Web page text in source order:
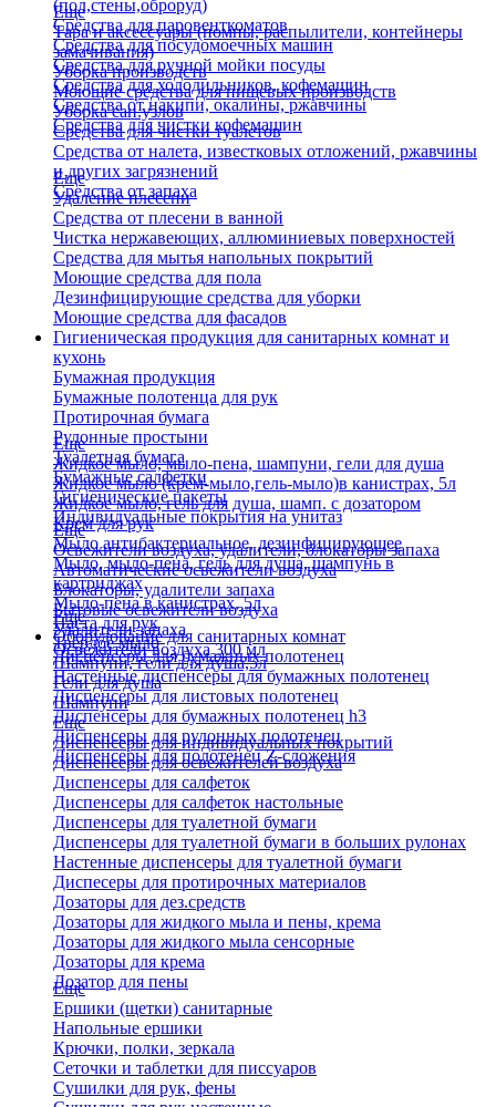
(пол,стены,оброруд)
Средства для паровенткоматов
Средства для посудомоечных машин
Средства для ручной мойки посуды
Средства для холодильников, кофемашин
Средства от накипи, окалины, ржавчины
Средства для чистки кофемашин
Еще
Тара и аксессуары (помпы, распылители, контейнеры
замачивания)
Уборка производств
Моющие средства для пищевых производств
Уборка сан.узлов
Средства для чистки туалетов
Средства от налета, известковых отложений, ржавчины
и других загрязнений
Средства от запаха
Еще
Удаление плесени
Средства от плесени в ванной
Чистка нержавеющих, аллюминиевых поверхностей
Средства для мытья напольных покрытий
Моющие средства для пола
Дезинфицирующие средства для уборки
Моющие средства для фасадов
Гигиеническая продукция для санитарных комнат и
кухонь
Бумажная продукция
Бумажные полотенца для рук
Протирочная бумага
Рулонные простыни
Туалетная бумага
Бумажные салфетки
Гигиенические пакеты
Индивидуальные покрытия на унитаз
Еще
Жидкое мыло, мыло-пена, шампуни, гели для душа
Жидкое мыло (крем-мыло,гель-мыло)в канистрах, 5л
Жидкое мыло, гель для душа, шамп. с дозатором
Крем для рук
Мыло антибактериальное, дезинфицирующее
Мыло, мыло-пена, гель для душа, шампунь в
картриджах
Мыло-пена в канистрах, 5л
Паста для рук
Твердое мыло
Шампуни, гели для душа,5л
Гели для душа
Шампуни
Еще
Освежители воздуха, удалители, блокаторы запаха
Автоматические освежители воздуха
Блокаторы, удалители запаха
Бытовые освежители воздуха
Удалители запаха
Освежители воздуха 300 мл
Еще
Оборудование для санитарных комнат
Диспенсеры для бумажных полотенец
Настенные диспенсеры для бумажных полотенец
Диспенсеры для листовых полотенец
Диспенсеры для бумажных полотенец h3
Диспенсеры для рулонных полотенец
Диспенсеры для полотенец Z-сложения
Еще
Диспенсеры для индивидуальных покрытий
Диспенсеры для освежителей воздуха
Диспенсеры для салфеток
Диспенсеры для салфеток настольные
Диспенсеры для туалетной бумаги
Диспенсеры для туалетной бумаги в больших рулонах
Настенные диспенсеры для туалетной бумаги
Диспесеры для протирочных материалов
Дозаторы для дез.средств
Дозаторы для жидкого мыла и пены, крема
Дозаторы для жидкого мыла сенсорные
Дозаторы для крема
Дозатор для пены
Еще
Ершики (щетки) санитарные
Напольные ершики
Крючки, полки, зеркала
Сеточки и таблетки для писсуаров
Сушилки для рук, фены